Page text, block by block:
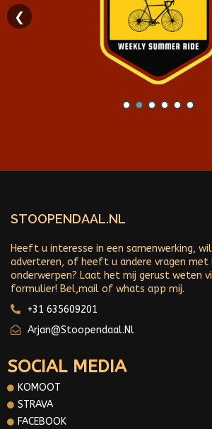
❮
STOOPENDAAL.NL
Heeft u interesse in een samenwerking,
adverteren, of heeft u andere vragen
onderwerpen? Laat het mij gerust weten
formulier! Bel,mail of whats app mij.
+31 635609201
Arjan@stoopendaal.nl
SOCIAL MEDIA
KOMOOT
STRAVA
FACEBOOK